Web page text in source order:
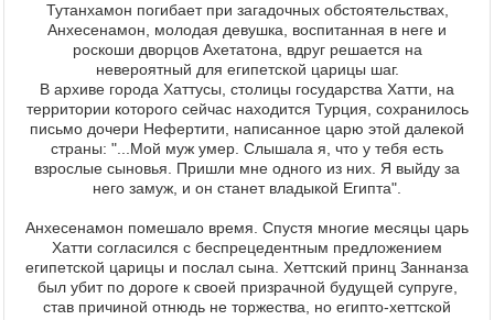
Тутанхамон погибает при загадочных обстоятельствах,
Анхесенамон, молодая девушка, воспитанная в неге и
роскоши дворцов Ахетатона, вдруг решается на
невероятный для египетской царицы шаг.
В архиве города Хаттусы, столицы государства Хатти, на
территории которого сейчас находится Турция, сохранилось
письмо дочери Нефертити, написанное царю этой далекой
страны: "...Мой муж умер. Слышала я, что у тебя есть
взрослые сыновья. Пришли мне одного из них. Я выйду за
него замуж, и он станет владыкой Египта".
Анхесенамон помешало время. Спустя многие месяцы царь
Хатти согласился с беспрецедентным предложением
египетской царицы и послал сына. Хеттский принц Заннанза
был убит по дороге к своей призрачной будущей супруге,
став причиной отнюдь не торжества, но египто-хеттской